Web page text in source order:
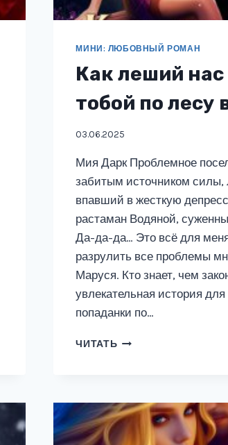
МИНИ: ЛЮБОВНЫЙ РОМАН
Как леший нас
тобой по лесу
03.06.2025
Мия Дарк Проблемное
забитым источником
впавший в жесткую
растаман Водяной,
Да-да-да… Это всё для
разрулить все проблемы
Маруся. Кто знает, чем
увлекательная история
попаданки по…
ЧИТАТЬ КАК
ПО
ЛЕСУ
ВОДИЛ